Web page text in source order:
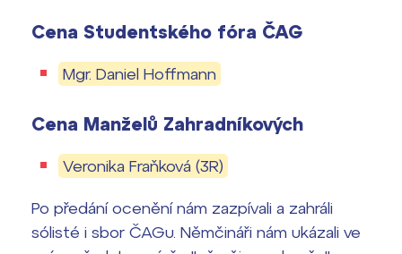
Cena Studentského fóra ČAG
Mgr. Daniel Hoffmann
Cena Manželů Zahradníkových
Veronika Fraňková (3R)
Po předání ocenění nám zazpívali a zahráli
sólisté i sbor ČAGu. Němčináři nám ukázali ve